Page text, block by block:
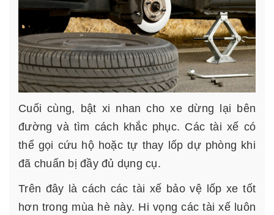
Cuối cùng, bật xi nhan cho xe dừng lại bên
đường và tìm cách khắc phục. Các tài xế có
thể gọi cứu hộ hoặc tự thay lốp dự phòng khi
đã chuẩn bị đầy đủ dụng cụ.
Trên đây là cách các tài xế bảo vệ lốp xe tốt
hơn trong mùa hè này. Hi vọng các tài xế luôn